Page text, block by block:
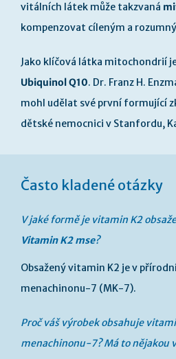
vitálních látek může takzvaná
kompenzovat cíleným a
Jako klíčová látka mitochondrií
Ubiquinol Q10. Dr. Franz H.
mohl udělat své první formující
dětské nemocnici v Stanfordu,
Často kladené otázky
V jaké formě je vitamin K2
Vitamin K2 mse?
Obsažený vitamin K2 je v
menachinonu-7 (MK-7).
Proč váš výrobek obsahuje
menachinonu-7? Má to nějakou